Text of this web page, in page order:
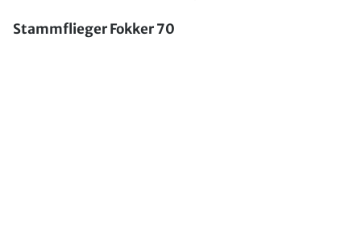
Stammflieger Fokker 70